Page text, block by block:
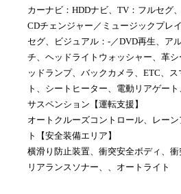
カーナビ：HDDナビ、TV：フルセグ
CDチェンジャー／ミュージックプレ
セグ、ビジュアル：-／DVD再生、ア
チ、ヘッドライトウォッシャー、革
ッドランプ、バックカメラ、ETC、
ト、シートヒーター、電動リアゲー
サスペンション【運転支援】
オートクルーズコントロール、レー
ト【安全装備エリア】
横滑り防止装置、衝突安全ボディ、
リアランスソナー、、オートライト